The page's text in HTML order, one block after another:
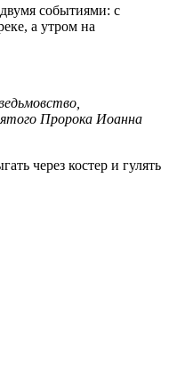
событиями: с
а утром на
Пророка Иоанна
через костер и гулять